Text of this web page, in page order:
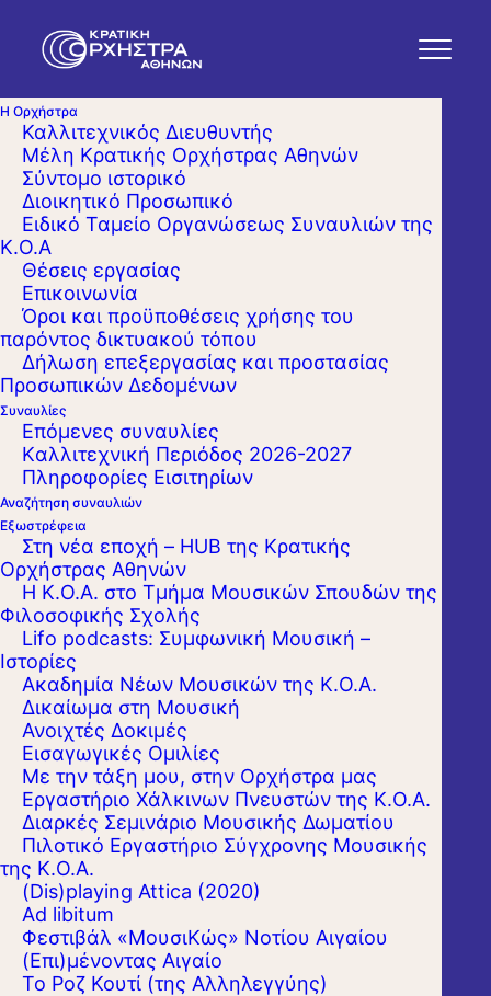
Η Ορχήστρα
Καλλιτεχνικός Διευθυντής
Μέλη Κρατικής Ορχήστρας Αθηνών
Σύντομο ιστορικό
Διοικητικό Προσωπικό
Ειδικό Ταμείο Οργανώσεως Συναυλιών της
Κ.Ο.Α
Θέσεις εργασίας
Επικοινωνία
Όροι και προϋποθέσεις χρήσης του
παρόντος δικτυακού τόπου
Δήλωση επεξεργασίας και προστασίας
Προσωπικών Δεδομένων
Συναυλίες
Επόμενες συναυλίες
Kαλλιτεχνική Περιόδος 2026-2027
Πληροφορίες Εισιτηρίων
Αναζήτηση συναυλιών
Εξωστρέφεια
Στη νέα εποχή – HUB της Κρατικής
Ορχήστρας Αθηνών
Η Κ.Ο.Α. στο Τμήμα Μουσικών Σπουδών της
Φιλοσοφικής Σχολής
Lifo podcasts: Συμφωνική Μουσική –
Ιστορίες
Ακαδημία Νέων Μουσικών της Κ.Ο.Α.
Δικαίωμα στη Μουσική
Ανοιχτές Δοκιμές
Εισαγωγικές Ομιλίες
Με την τάξη μου, στην Ορχήστρα μας
Εργαστήριo Χάλκινων Πνευστών της Κ.Ο.Α.
Διαρκές Σεμινάριο Μουσικής Δωματίου
Πιλοτικό Εργαστήριο Σύγχρονης Μουσικής
της Κ.Ο.Α.
(Dis)playing Attica (2020)
Ad libitum
Φεστιβάλ «ΜουσιΚώς» Νοτίου Αιγαίου
(Επι)μένοντας Αιγαίο
Το Ροζ Κουτί (της Αλληλεγγύης)